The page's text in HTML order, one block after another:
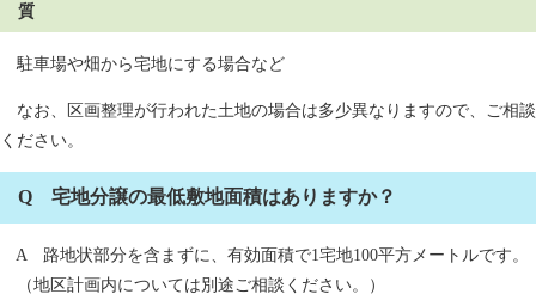
質
駐車場や畑から宅地にする場合など
なお、区画整理が行われた土地の場合は多少異なりますので、ご相談
ください。
Q 宅地分譲の最低敷地面積はありますか？
A 路地状部分を含まずに、有効面積で1宅地100平方メートルです。
（地区計画内については別途ご相談ください。）